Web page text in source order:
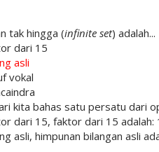
tak hingga (infinite set) adalah...
dari 15
asli
vokal
kita bahas satu persatu dari
dari 15, faktor dari 15 adalah:
asli, himpunan bilangan asli